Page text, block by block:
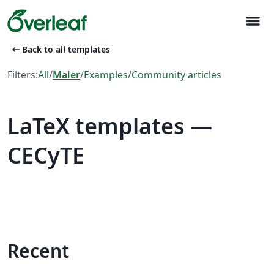
menu
arrow_left_alt Back to all templates
Filters:All/Maler/Examples/Community articles
LaTeX templates —
CECyTE
Recent